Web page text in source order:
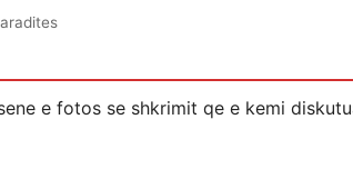
e fotos se shkrimit qe e kemi